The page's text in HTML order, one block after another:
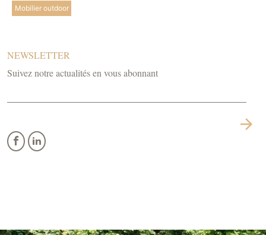
Mobilier outdoor
NEWSLETTER
Suivez notre actualités en vous abonnant